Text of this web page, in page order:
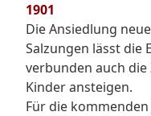
1901
Die Ansiedlung
Salzungen lässt die
verbunden auch
Kinder ansteigen.
Für die